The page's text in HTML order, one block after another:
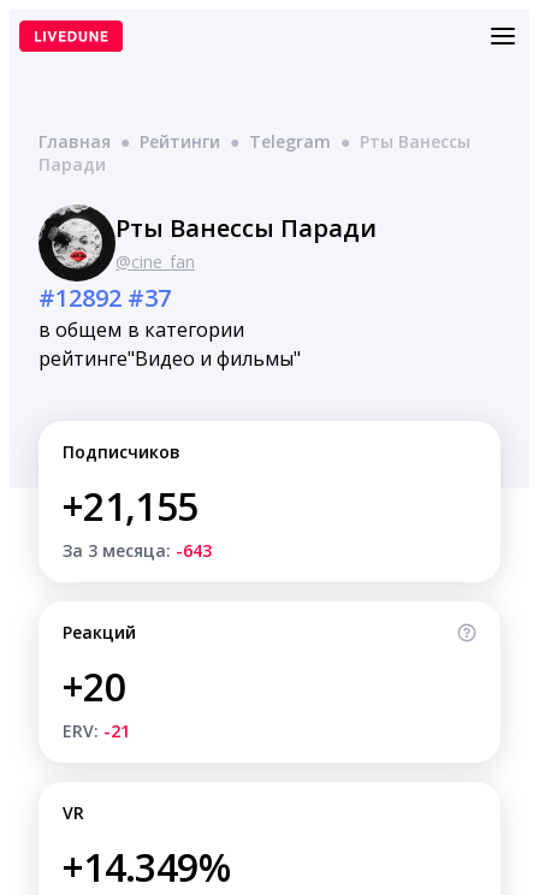
Перейти
Главная ● Рейтинги ● Telegram ● Рты Ванессы
Паради
Рты Ванессы Паради
@cine_fan
#12892
в общем
рейтинге
#37
в категории
"Видео и фильмы"
Подписчиков
+21,155
За 3 месяца: -643
Реакций
+20
ERV: -21
VR
+14.349%